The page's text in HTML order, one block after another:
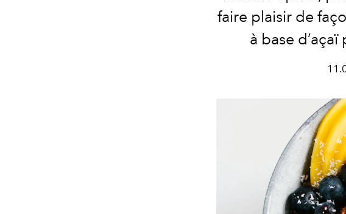
faire plaisir de
à base